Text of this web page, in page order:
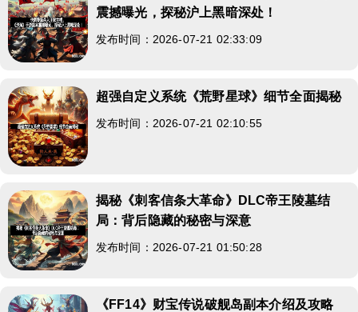
震撼曝光，探秘沪上黑暗深处！
发布时间：2026-07-21 02:33:09
超强自定义系统《荒野星球》细节全面揭秘
发布时间：2026-07-21 02:10:55
揭秘《刺客信条大革命》DLC帝王陵墓结
局：背后隐藏的秘密与深意
发布时间：2026-07-21 01:50:28
《FF14》财宝传说破舰岛副本介绍及攻略